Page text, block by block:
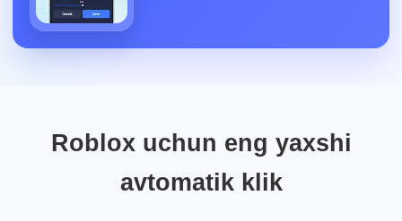
Roblox uchun eng yaxshi
avtomatik klik